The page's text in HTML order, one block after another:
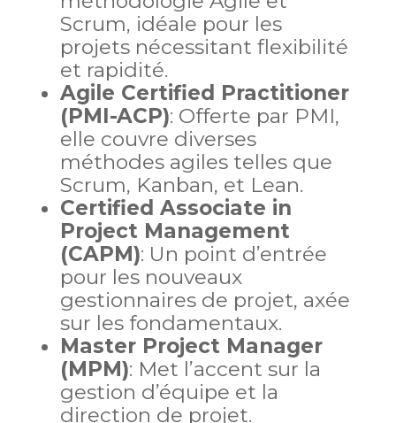
Scrum, idéale pour les
projets nécessitant flexibilité
et rapidité.
Agile Certified Practitioner
(PMI-ACP): Offerte par PMI,
elle couvre diverses
méthodes agiles telles que
Scrum, Kanban, et Lean.
Certified Associate in
Project Management
(CAPM): Un point d’entrée
pour les nouveaux
gestionnaires de projet, axée
sur les fondamentaux.
Master Project Manager
(MPM): Met l’accent sur la
gestion d’équipe et la
direction de projet.